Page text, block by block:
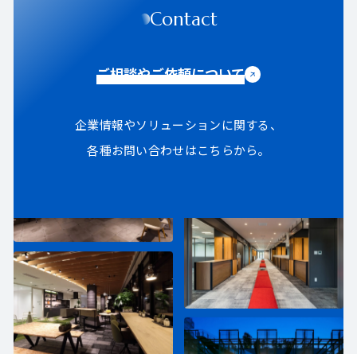
Contact
ご相談やご依頼について
企業情報やソリューションに関する、
各種お問い合わせはこちらから。